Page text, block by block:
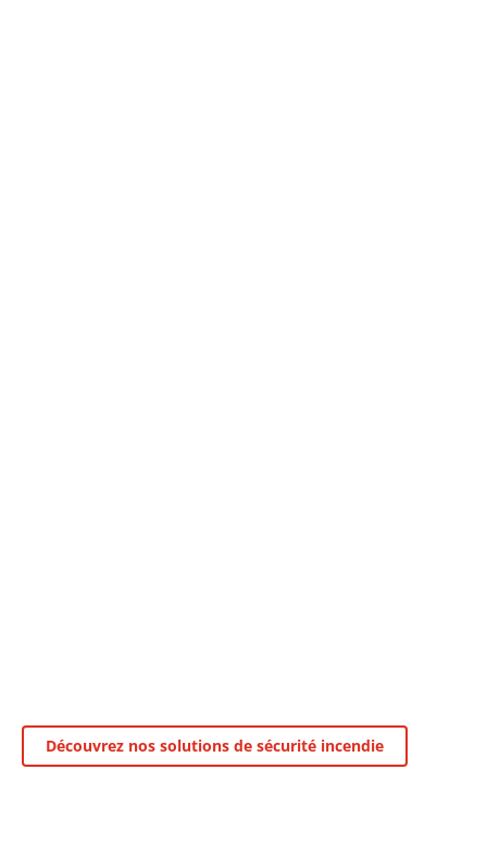
Découvrez nos solutions de sécurité incendie